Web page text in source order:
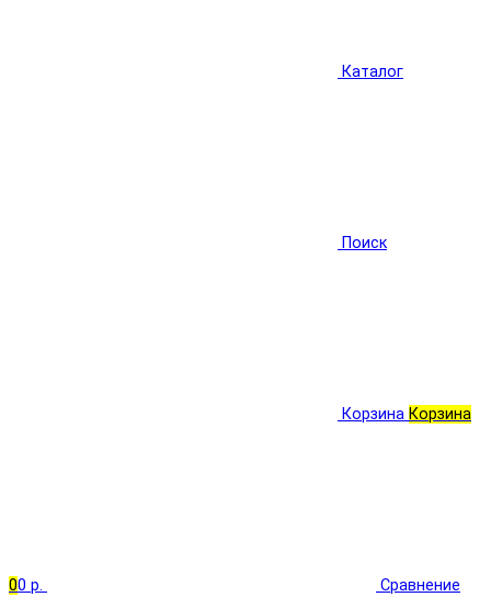
Каталог
Поиск
Корзина Корзина
00 р. Сравнение